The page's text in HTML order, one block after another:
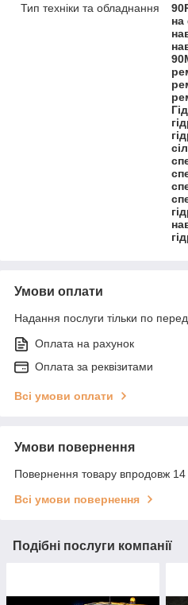
Тип техніки та обладнання
на
Умови оплати
Надання послуги тільки по
Оплата на рахунок
Оплата за реквізитами
Всі умови оплати
Умови повернення
Повернення товару впродовж 14
Всі умови повернення
Подібні послуги компанії